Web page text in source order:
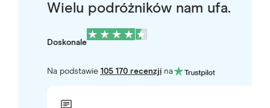
Wielu podróżników nam ufa.
Doskonale
Na podstawie 105 170 recenzjina